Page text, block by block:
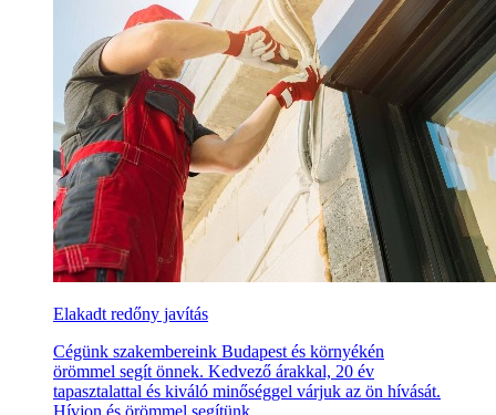
Elakadt redőny javítás
Cégünk szakembereink Budapest és környékén
örömmel segít önnek. Kedvező árakkal, 20 év
tapasztalattal és kiváló minőséggel várjuk az ön hívását.
Hívjon és örömmel segítünk